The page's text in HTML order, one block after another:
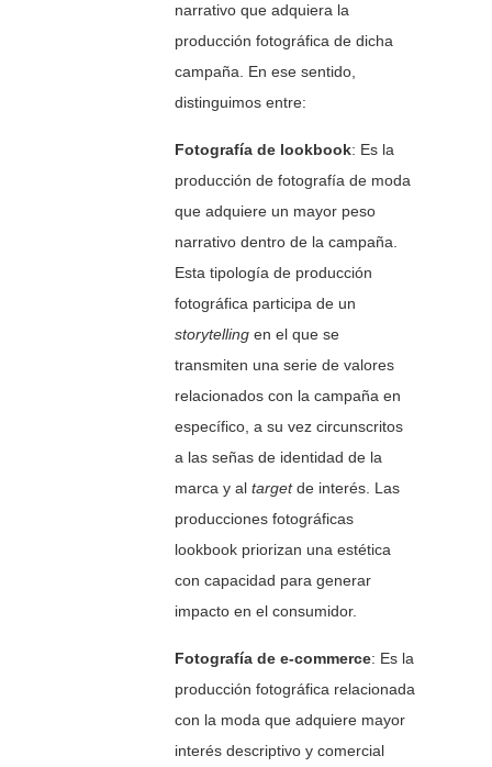
narrativo que adquiera la
producción fotográfica de dicha
campaña. En ese sentido,
distinguimos entre:
Fotografía de lookbook: Es la
producción de fotografía de moda
que adquiere un mayor peso
narrativo dentro de la campaña.
Esta tipología de producción
fotográfica participa de un
storytelling en el que se
transmiten una serie de valores
relacionados con la campaña en
específico, a su vez circunscritos
a las señas de identidad de la
marca y altargetde interés. Las
producciones fotográficas
lookbook priorizan una estética
con capacidad para generar
impacto en el consumidor.
Fotografía de e-commerce: Es la
producción fotográfica relacionada
con la moda que adquiere mayor
interés descriptivo y comercial